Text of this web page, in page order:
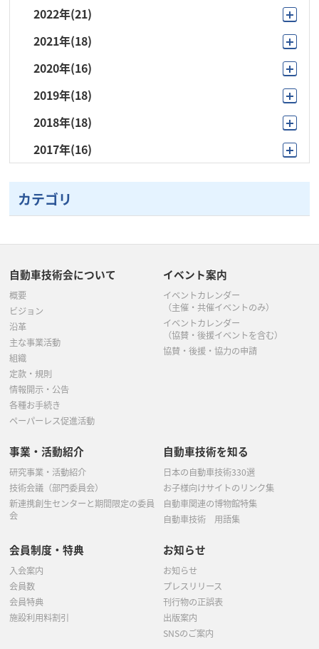
7月(2)
6月(3)
5月 (3)
(2)
11月(1)
10月(1)
9月(3)
8月 (1)
(3)
6月(3)
5月(5)
4月(2)
2月(2)
11月(2)
10月(3)
9月(1)
8月(1)
7月 (2)
6月(5)
5月(3)
4月(2)
3月(3)
2月(2)
2022年(21)
10月(3)
9月(1)
8月(1)
7月(2)
6月(4)
5月
4月(2)
3月(3)
2月(1)
2021年(18)
11月(1)
10月(3)
9月(3)
8月(1)
7月(2)
6月(2)
5月(4)
4月(1)
2020年(16)
12月(1)
10月(2)
9月(2)
6月(1)
5月(1)
4月(7)
3月(2)
2019年(18)
11月(1)
10月(2)
9月(1)
8月(1)
7月(4)
5月(4)
2018年(18)
11月(1)
10月(1)
9月 (1)
6月(1)
2月(1)
2017年(16)
10月(1)
9月(1)
7月 (2)
3月(4)
2月
カテゴリ
自動車技術会について
概要
ビジョン
沿革
主な事業活動
組織
定款・規則
情報開示・公告
各種お手続き
ペーパーレス促進活動
イベント案内
イベントカレンダー
（主催・共催イベントのみ）
イベントカレンダー
（協賛・後援イベントを含む）
協賛・後援・協力の申請
事業・活動紹介
研究事業・活動紹介
技術会議（部門委員会）
新連携創生センターと期間限定の委員
会
自動車技術を知る
日本の自動車技術330選
お子様向けサイトのリンク集
自動車関連の博物館特集
自動車技術 用語集
会員制度・特典
入会案内
会員数
会員特典
施設利用料割引
お知らせ
お知らせ
プレスリリース
刊行物の正誤表
出版案内
SNSのご案内